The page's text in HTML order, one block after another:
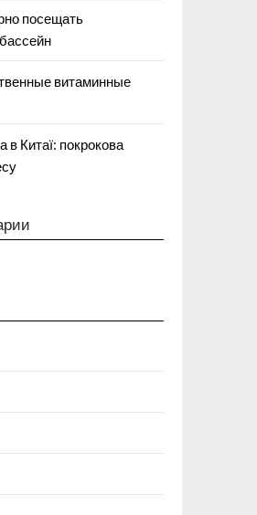
посещать
витаминные
в Китаї: покрокова